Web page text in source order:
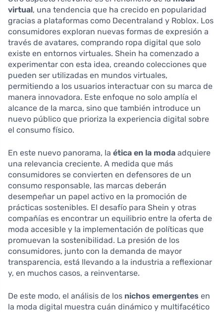
virtual, una tendencia que ha crecido en popularidad
gracias a plataformas como Decentraland y Roblox. Los
consumidores exploran nuevas formas de expresión a
través de avatares, comprando ropa digital que solo
existe en entornos virtuales. Shein ha comenzado a
experimentar con esta idea, creando colecciones que
pueden ser utilizadas en mundos virtuales,
permitiendo a los usuarios interactuar con su marca de
manera innovadora. Este enfoque no solo amplía el
alcance de la marca, sino que también introduce un
nuevo público que prioriza la experiencia digital sobre
el consumo físico.
En este nuevo panorama, la ética en la moda adquiere
una relevancia creciente. A medida que más
consumidores se convierten en defensores de un
consumo responsable, las marcas deberán
desempeñar un papel activo en la promoción de
prácticas sostenibles. El desafío para Shein y otras
compañías es encontrar un equilibrio entre la oferta de
moda accesible y la implementación de políticas que
promuevan la sostenibilidad. La presión de los
consumidores, junto con la demanda de mayor
transparencia, está llevando a la industria a reflexionar
y, en muchos casos, a reinventarse.
De este modo, el análisis de los nichos emergentes en
la moda digital muestra cuán dinámico y multifacético